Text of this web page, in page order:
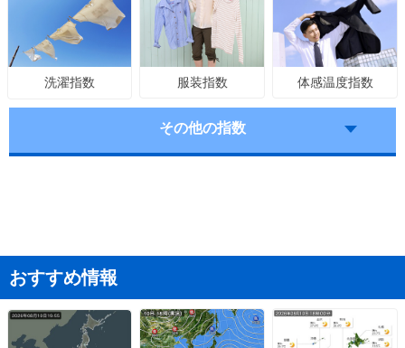
洗濯指数 服装指数 体感温度指数
その他の指数
おすすめ情報